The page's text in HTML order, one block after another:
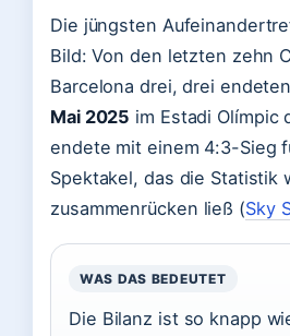
Die jüngsten
Bild: Von den letzten zehn
Barcelona drei, drei
Mai 2025 im Estadi Olímpic
endete mit einem 4:3-Sieg
Spektakel, das die Statistik
zusammenrücken ließ (Sky
WAS DAS BEDEUTET
Die Bilanz ist so knapp